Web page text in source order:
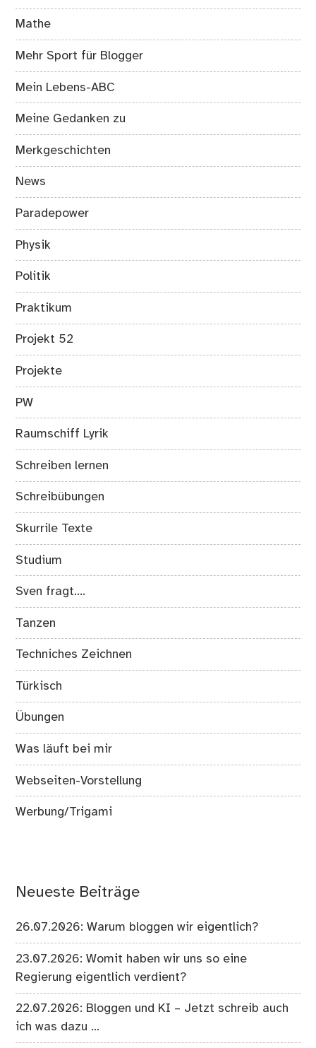
Mathe
Mehr Sport für Blogger
Mein Lebens-ABC
Meine Gedanken zu
Merkgeschichten
News
Paradepower
Physik
Politik
Praktikum
Projekt 52
Projekte
PW
Raumschiff Lyrik
Schreiben lernen
Schreibübungen
Skurrile Texte
Studium
Sven fragt….
Tanzen
Techniches Zeichnen
Türkisch
Übungen
Was läuft bei mir
Webseiten-Vorstellung
Werbung/Trigami
Neueste Beiträge
26.07.2026: Warum bloggen wir eigentlich?
23.07.2026: Womit haben wir uns so eine
Regierung eigentlich verdient?
22.07.2026: Bloggen und KI – Jetzt schreib auch
ich was dazu …